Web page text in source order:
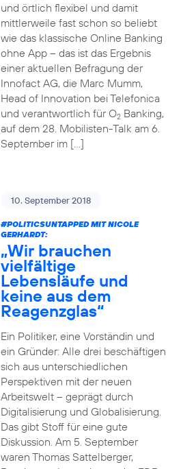
und örtlich flexibel und damit
mittlerweile fast schon so beliebt
wie das klassische Online Banking
ohne App – das ist das Ergebnis
einer aktuellen Befragung der
Innofact AG, die Marc Mumm,
Head of Innovation bei Telefonica
und verantwortlich für O2Banking,
auf dem 28. Mobilisten-Talk am 6.
September im […]
10. September 2018
#POLITICSUNTAPPEDMIT NICOLE
GERHARDT:
„Wir brauchen
vielfältige
Lebensläufe und
keine aus dem
Reagenzglas“
Ein Politiker, eine Vorständin und
ein Gründer: Alle drei beschäftigen
sich aus unterschiedlichen
Perspektiven mit der neuen
Arbeitswelt – geprägt durch
Digitalisierung und Globalisierung.
Das gibt Stoff für eine gute
Diskussion. Am 5. September
waren Thomas Sattelberger,